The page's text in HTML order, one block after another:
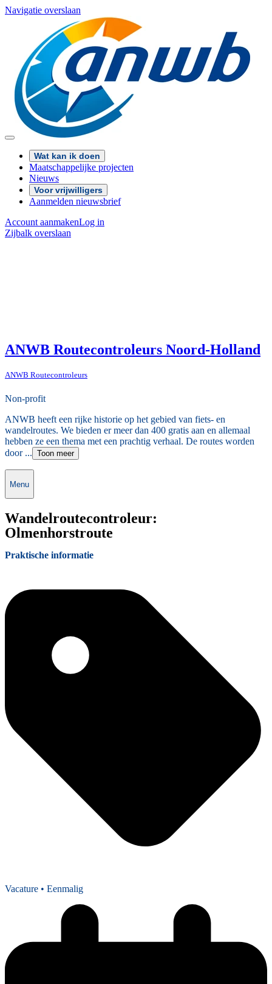
Navigatie overslaan
Wat kan ik doen
Maatschappelijke projecten
Nieuws
Voor vrijwilligers
Aanmelden nieuwsbrief
Account aanmakenLog in
Zijbalk overslaan
ANWB Routecontroleurs Noord-Holland
ANWB Routecontroleurs
Non-profit
ANWB heeft een rijke historie op het gebied van fiets- en
wandelroutes. We bieden er meer dan 400 gratis aan en allemaal
hebben ze een thema met een prachtig verhaal. De routes worden
door ... Toon meer
Menu
Wandelroutecontroleur:
Olmenhorstroute
Praktische informatie
Vacature • Eenmalig